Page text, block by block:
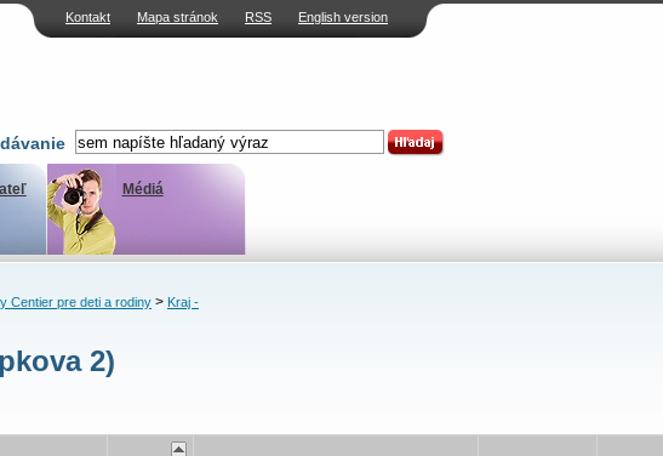
Kontakt Mapa stránok RSS English version
Médiá
Centier pre deti a rodiny> Kraj -
2)